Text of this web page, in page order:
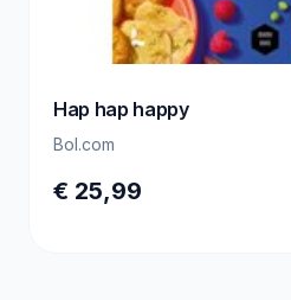
Hap hap happy
Bol.com
€ 25,99